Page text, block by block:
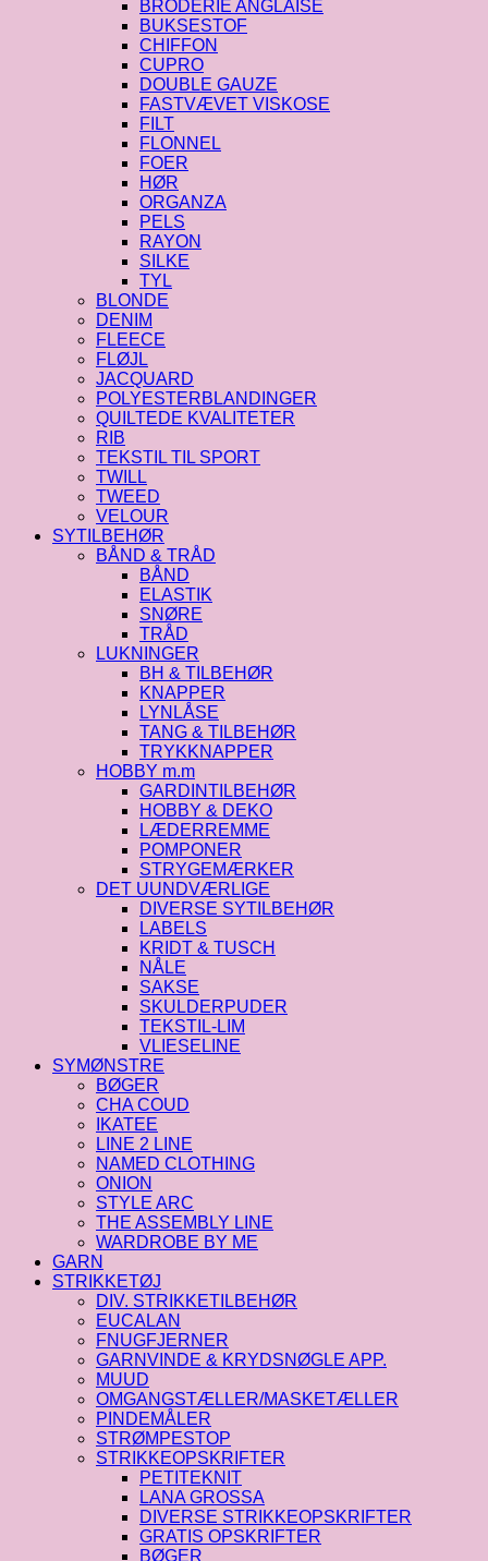
BRODERIE ANGLAISE
BUKSESTOF
CHIFFON
CUPRO
DOUBLE GAUZE
FASTVÆVET VISKOSE
FILT
FLONNEL
FOER
HØR
ORGANZA
PELS
RAYON
SILKE
TYL
BLONDE
DENIM
FLEECE
FLØJL
JACQUARD
POLYESTERBLANDINGER
QUILTEDE KVALITETER
RIB
TEKSTIL TIL SPORT
TWILL
TWEED
VELOUR
SYTILBEHØR
BÅND & TRÅD
BÅND
ELASTIK
SNØRE
TRÅD
LUKNINGER
BH & TILBEHØR
KNAPPER
LYNLÅSE
TANG & TILBEHØR
TRYKKNAPPER
HOBBY m.m
GARDINTILBEHØR
HOBBY & DEKO
LÆDERREMME
POMPONER
STRYGEMÆRKER
DET UUNDVÆRLIGE
DIVERSE SYTILBEHØR
LABELS
KRIDT & TUSCH
NÅLE
SAKSE
SKULDERPUDER
TEKSTIL-LIM
VLIESELINE
SYMØNSTRE
BØGER
CHA COUD
IKATEE
LINE 2 LINE
NAMED CLOTHING
ONION
STYLE ARC
THE ASSEMBLY LINE
WARDROBE BY ME
GARN
STRIKKETØJ
DIV. STRIKKETILBEHØR
EUCALAN
FNUGFJERNER
GARNVINDE & KRYDSNØGLE APP.
MUUD
OMGANGSTÆLLER/MASKETÆLLER
PINDEMÅLER
STRØMPESTOP
STRIKKEOPSKRIFTER
PETITEKNIT
LANA GROSSA
DIVERSE STRIKKEOPSKRIFTER
GRATIS OPSKRIFTER
BØGER